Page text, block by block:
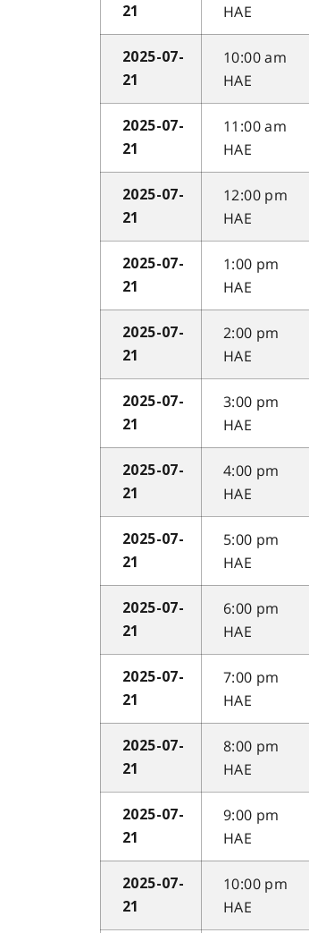
21
HAE
2025-07-
21
10:00 am
HAE
2025-07-
21
11:00 am
HAE
2025-07-
21
12:00 pm
HAE
2025-07-
21
1:00 pm
HAE
2025-07-
21
2:00 pm
HAE
2025-07-
21
3:00 pm
HAE
2025-07-
21
4:00 pm
HAE
2025-07-
21
5:00 pm
HAE
2025-07-
21
6:00 pm
HAE
2025-07-
21
7:00 pm
HAE
2025-07-
21
8:00 pm
HAE
2025-07-
21
9:00 pm
HAE
2025-07-
21
10:00 pm
HAE